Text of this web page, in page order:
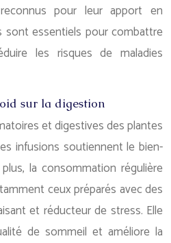
pour leur apport en
sont essentiels pour combattre
les risques de maladies
sur la digestion
et digestives des plantes
infusions soutiennent le bien-
la consommation régulière
ceux préparés avec des
et réducteur de stress. Elle
de sommeil et améliore la